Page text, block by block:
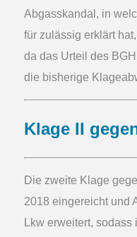
Abgasskandal, in
für zulässig erklärt
da das Urteil des
die bisherige
Klage II
Die zweite Klage
2018 eingereicht und
Lkw erweitert,